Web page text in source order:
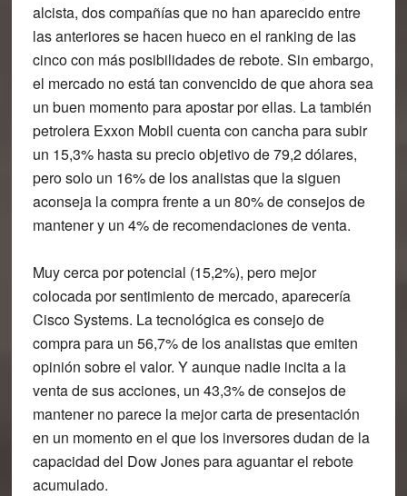
alcista, dos compañías que no han aparecido entre
las anteriores se hacen hueco en el ranking de las
cinco con más posibilidades de rebote. Sin embargo,
el mercado no está tan convencido de que ahora sea
un buen momento para apostar por ellas. La también
petrolera Exxon Mobil cuenta con cancha para subir
un 15,3% hasta su precio objetivo de 79,2 dólares,
pero solo un 16% de los analistas que la siguen
aconseja la compra frente a un 80% de consejos de
mantener y un 4% de recomendaciones de venta.
Muy cerca por potencial (15,2%), pero mejor
colocada por sentimiento de mercado, aparecería
CiscoSystems. La tecnológica es consejo de
compra para un 56,7% de los analistas que emiten
opinión sobre el valor. Y aunque nadie incita a la
venta de sus acciones, un 43,3% de consejos de
mantener no parece la mejor carta de presentación
en un momento en el que los inversores dudan de la
capacidad del Dow Jones para aguantar el rebote
acumulado.